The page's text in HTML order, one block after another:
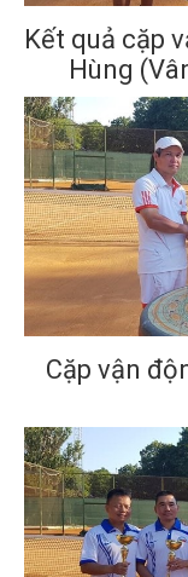
Kết quả cặp
Hùng
Cặp vận